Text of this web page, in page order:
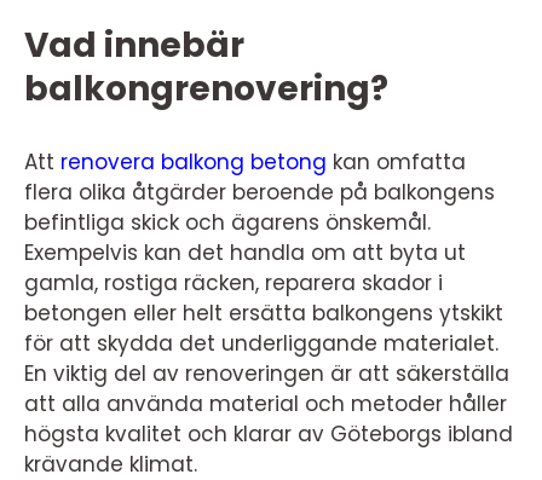
Vad innebär
balkongrenovering?
Att renovera balkong betong kan omfatta
flera olika åtgärder beroende på balkongens
befintliga skick och ägarens önskemål.
Exempelvis kan det handla om att byta ut
gamla, rostiga räcken, reparera skador i
betongen eller helt ersätta balkongens ytskikt
för att skydda det underliggande materialet.
En viktig del av renoveringen är att säkerställa
att alla använda material och metoder håller
högsta kvalitet och klarar av Göteborgs ibland
krävande klimat.